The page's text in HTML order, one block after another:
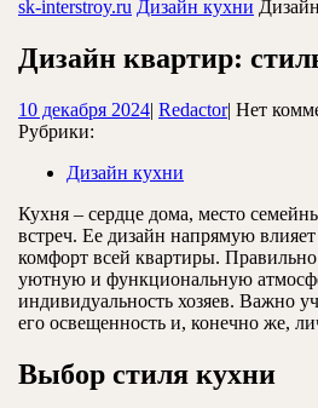
sk-interstroy.ru Дизайн кухни
Дизайн квартир:
10 декабря 202410
| RedactorRedactor
| Нет
Рубрики:
Дизайн кухни
Кухня – сердце дома, место
встреч. Ее дизайн напрямую
комфорт всей квартиры.
уютную и функциональную
индивидуальность хозяев. Важно
его освещенность и, конечно же,
Выбор стиля кухни